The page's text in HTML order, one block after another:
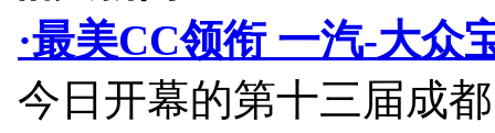
·最美CC领衔 一汽-大众
今日开幕的第十三届成